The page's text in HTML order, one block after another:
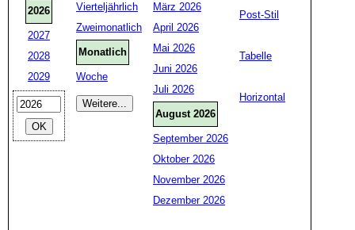
2026
2027
2028
2029
Vierteljährlich
Zweimonatlich
Monatlich
Woche
März 2026
April 2026
Mai 2026
Juni 2026
Juli 2026
August 2026
September 2026
Oktober 2026
November 2026
Dezember 2026
Post-Stil
Tabelle
Horizontal